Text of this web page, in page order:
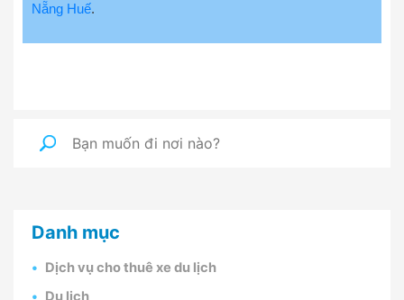
Nẵng Huế.
Danh mục
Dịch vụ cho thuê xe du lịch
Du lịch